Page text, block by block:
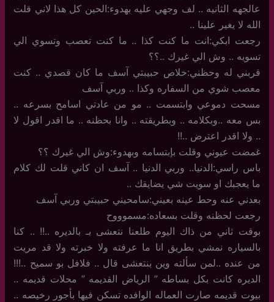
عالجهه الثانيه .. لف وجهي عليه بهدوء:الحين كل هذا لاني قلت
الله لا يغير علينا ..
رجعت ابكي:انت ما كنت كذا .. ما كنت تعصب وتسوي الي
تسويه .. وش الي غيرك ..؟؟
قربني له وحظني:خلاص حبيبتي آسف ما كان قصدي .. كنت
معصب شوي من السفاره وكذا .. وربي آسف
مسحت دموعي وابتسمت .. مو من عادتي اسامح بسرعه ..
بس معه ..وبكلامه .. وبطريقته .. وانا بحظنه .. ما اقدر اقول لا
.. ولا اقدر اعترض ..!!
غمضت عيوني وقلت بإبتسامه وبهدوء:وش الي غيرك ؟؟
باس راسي:الدنيا.. وربي الدنيا .. آسف ان كاني قلت لك كلام
ما يعجبك او سويت شي يضايقك ..
بعدني عنه وحط عينه بعيني:سامحيني حبيبتي وربي آسف
رجعت لحظنه وقلت بسعاده:مسموووح
بوقت ثاني من ذاك اليوم طلعنا نتعشى بـ بالديره ..!! .. كنا
بالسياره نمشي بطريق انا ما عرفته ولا خبرته ولا قد مريت
من عنده ..لمن سألته وين بنتعشى قال .. فلافل بو سميح ..!!!
الديره كانت بكل بساطه ” الرياض القديمه ” محلات قديمه ..
بيوت قديمه صارت العماله الوافده تسكن فيها بأجور رخيصه ..